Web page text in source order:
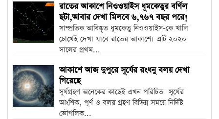
রাতের আকাশে নিওওয়াইস ধূমকেতুর বর্ণিল
ছটা,আবার দেখা মিলবে ৬,৭৬৭ বছর পরে!
সাম্প্রতিক আবিষ্কৃত ধূমকেতু নিওওয়াইস-কে খালি
চোখেই দেখা যাবে রাতের আকাশে। এটি ২০২০
সালের প্রথম...
আকাশে আজ দুপুরে সূর্যের রংধনু বলয় দেখা
গিয়েছে
সূর্যগ্রহণ অনেকের কাছেই এখন পরিচিত। সূর্যের
আংশিক, পূর্ণ ও বলয় গ্রহণ বিভিন্ন সময়ে নির্দিষ্ট
ভৌগলিক...